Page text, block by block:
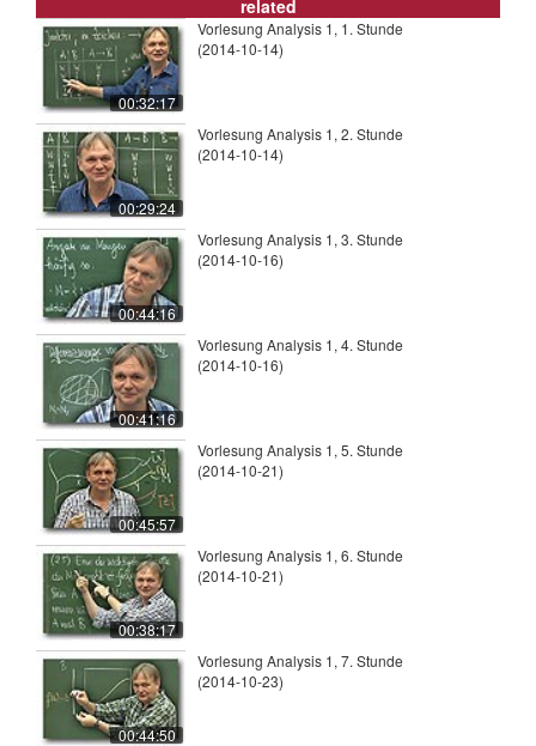
related
00:32:17
Vorlesung Analysis 1, 1. Stunde
(2014-10-14)
00:29:24
Vorlesung Analysis 1, 2. Stunde
(2014-10-14)
00:44:16
Vorlesung Analysis 1, 3. Stunde
(2014-10-16)
00:41:16
Vorlesung Analysis 1, 4. Stunde
(2014-10-16)
00:45:57
Vorlesung Analysis 1, 5. Stunde
(2014-10-21)
00:38:17
Vorlesung Analysis 1, 6. Stunde
(2014-10-21)
00:44:50
Vorlesung Analysis 1, 7. Stunde
(2014-10-23)